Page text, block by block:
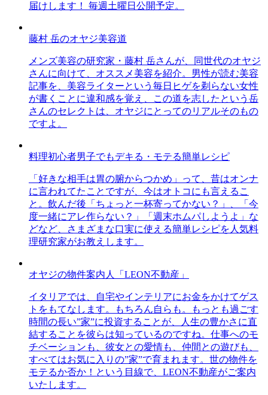
届けします！ 毎週土曜日公開予定。
藤村 岳のオヤジ美容道
メンズ美容の研究家・藤村 岳さんが、同世代のオヤジ
さんに向けて、オススメ美容を紹介。男性が読む美容
記事を、美容ライターという毎日ヒゲを剃らない女性
が書くことに違和感を覚え、この道を志したという岳
さんのセレクトは、オヤジにとってのリアルそのもの
ですよ。
料理初心者男子でもデキる・モテる簡単レシピ
「好きな相手は胃の腑からつかめ」って、昔はオンナ
に言われてたことですが、今はオトコにも言えるこ
と。飲んだ後「ちょっと一杯寄ってかない？」、「今
度一緒にアレ作らない？」「週末ホムパしようよ」な
どなど、さまざまな口実に使える簡単レシピを人気料
理研究家がお教えします。
オヤジの物件案内人「LEON不動産」
イタリアでは、自宅やインテリアにお金をかけてゲス
トをもてなします。もちろん自らも。もっとも過ごす
時間の長い”家”に投資することが、人生の豊かさに直
結することを彼らは知っているのですね。仕事へのモ
チベーションも、彼女との愛情も、仲間との遊びも、
すべてはお気に入りの”家”で育まれます。世の物件を
モテるか否か！という目線で、LEON不動産がご案内
いたします。